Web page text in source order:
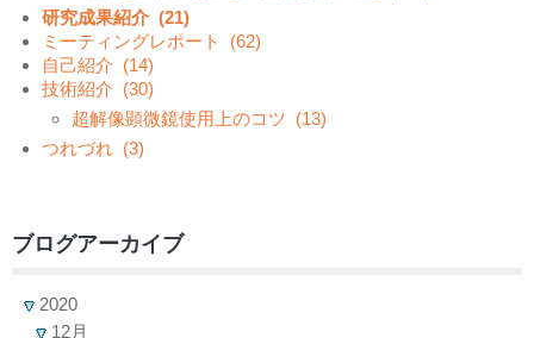
研究成果紹介 (21)
ミーティングレポート
(62)
自己紹介 (14)
技術紹介 (30)
超解像顕微鏡使用上のコツ (13)
つれづれ (3)
ブログアーカイブ
2020
12月